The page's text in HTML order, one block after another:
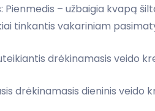
Pienmedis – užbaigia kvapą
tinkantis vakariniam
drėkinamasis veido
drėkinamasis dieninis veido